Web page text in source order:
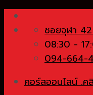
Skip
content
ซอยจุฬา
08:30 -
094-664-
คอร์สออนไลน์ .ค